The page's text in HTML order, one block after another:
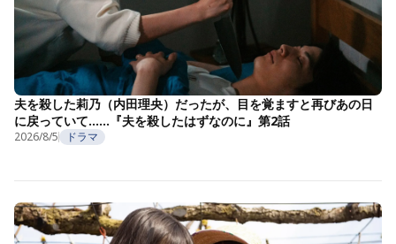
夫を殺した莉乃（内田理央）だったが、目を覚ますと再びあの日
に戻っていて……『夫を殺したはずなのに』第2話
2026/8/5 ドラマ